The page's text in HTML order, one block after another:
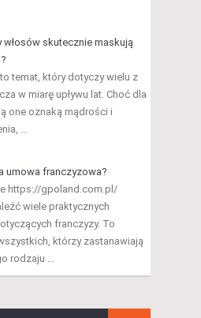
włosów skutecznie maskują
temat, który dotyczy wielu z
w miarę upływu lat. Choć dla
one oznaką mądrości i
…
umowa franczyzowa?
https://gpoland.com.pl/
wiele praktycznych
franczyzy. To
którzy zastanawiają
rodzaju …